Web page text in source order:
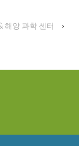
해양 과학 센터 ›